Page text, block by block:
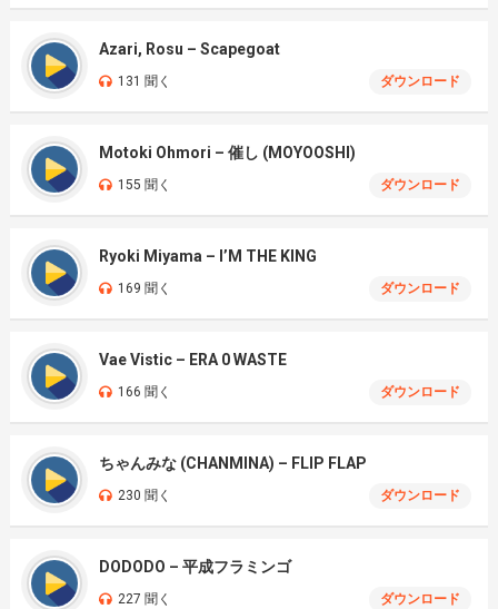
Azari, Rosu – Scapegoat
131 聞く ダウンロード
Motoki Ohmori – 催し (MOYOOSHI)
155 聞く ダウンロード
Ryoki Miyama – I’M THE KING
169 聞く ダウンロード
Vae Vistic – ERA 0 WASTE
166 聞く ダウンロード
ちゃんみな (CHANMINA) – FLIP FLAP
230 聞く ダウンロード
DODODO – 平成フラミンゴ
227 聞く ダウンロード